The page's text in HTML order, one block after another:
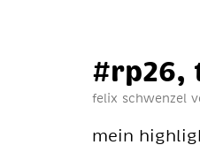
#rp26,
felix schwenzel
mein